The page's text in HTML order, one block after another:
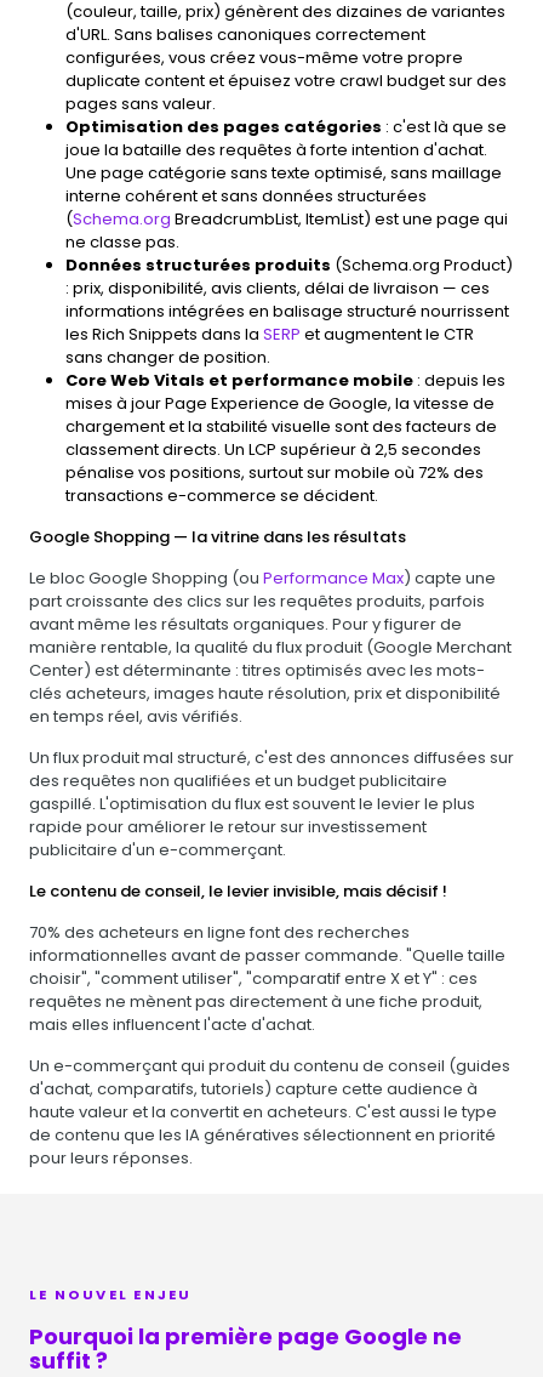
(couleur, taille, prix) génèrent des dizaines de variantes
d'URL. Sans balises canoniques correctement
configurées, vous créez vous-même votre propre
duplicate content et épuisez votre crawl budget sur des
pages sans valeur.
Optimisation des pages catégories : c'est là que se
joue la bataille des requêtes à forte intention d'achat.
Une page catégorie sans texte optimisé, sans maillage
interne cohérent et sans données structurées
(Schema.org BreadcrumbList, ItemList) est une page qui
ne classe pas.
Données structurées produits (Schema.org Product)
: prix, disponibilité, avis clients, délai de livraison — ces
informations intégrées en balisage structuré nourrissent
les Rich Snippets dans la SERP et augmentent le CTR
sans changer de position.
Core Web Vitals et performance mobile : depuis les
mises à jour Page Experience de Google, la vitesse de
chargement et la stabilité visuelle sont des facteurs de
classement directs. Un LCP supérieur à 2,5 secondes
pénalise vos positions, surtout sur mobile où 72% des
transactions e-commerce se décident.
Google Shopping — la vitrine dans les résultats
Le bloc Google Shopping (ou Performance Max) capte une
part croissante des clics sur les requêtes produits, parfois
avant même les résultats organiques. Pour y figurer de
manière rentable, la qualité du flux produit (Google Merchant
Center) est déterminante : titres optimisés avec les mots-
clés acheteurs, images haute résolution, prix et disponibilité
en temps réel, avis vérifiés.
Un flux produit mal structuré, c'est des annonces diffusées sur
des requêtes non qualifiées et un budget publicitaire
gaspillé. L'optimisation du flux est souvent le levier le plus
rapide pour améliorer le retour sur investissement
publicitaire d'un e-commerçant.
Le contenu de conseil, le levier invisible, mais décisif !
70% des acheteurs en ligne font des recherches
informationnelles avant de passer commande. "Quelle taille
choisir", "comment utiliser", "comparatif entre X et Y" : ces
requêtes ne mènent pas directement à une fiche produit,
mais elles influencent l'acte d'achat.
Un e-commerçant qui produit du contenu de conseil (guides
d'achat, comparatifs, tutoriels) capture cette audience à
haute valeur et la convertit en acheteurs. C'est aussi le type
de contenu que les IA génératives sélectionnent en priorité
pour leurs réponses.
LE NOUVEL ENJEU
Pourquoi la première page Google ne
suffit ?